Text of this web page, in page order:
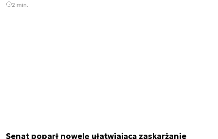
2 min.
Senat poparł nowelę ułatwiającą zaskarżanie